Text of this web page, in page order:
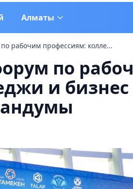
Алматы
рабочим профессиям: колле...
по
и бизнес